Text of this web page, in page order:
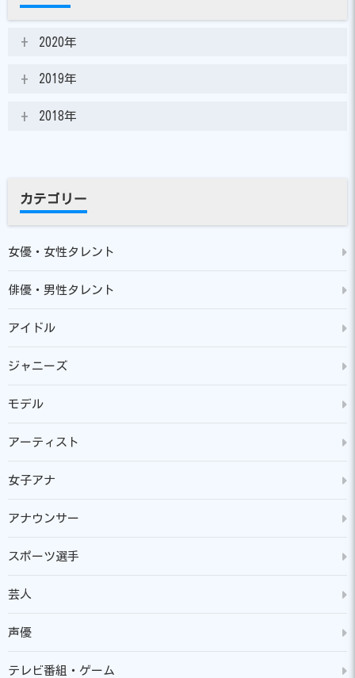
2020年
2019年
2018年
カテゴリー
女優・女性タレント
俳優・男性タレント
アイドル
ジャニーズ
モデル
アーティスト
女子アナ
アナウンサー
スポーツ選手
芸人
声優
テレビ番組・ゲーム